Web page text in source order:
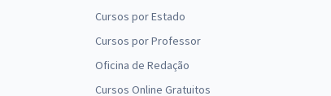
Cursos por Estado
Cursos por Professor
Oficina de Redação
Cursos Online Gratuitos